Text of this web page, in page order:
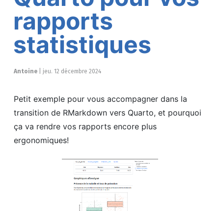
rapports
statistiques
Antoine jeu. 12 décembre 2024
Petit exemple pour vous accompagner dans la
transition de RMarkdown vers Quarto, et pourquoi
ça va rendre vos rapports encore plus
ergonomiques!